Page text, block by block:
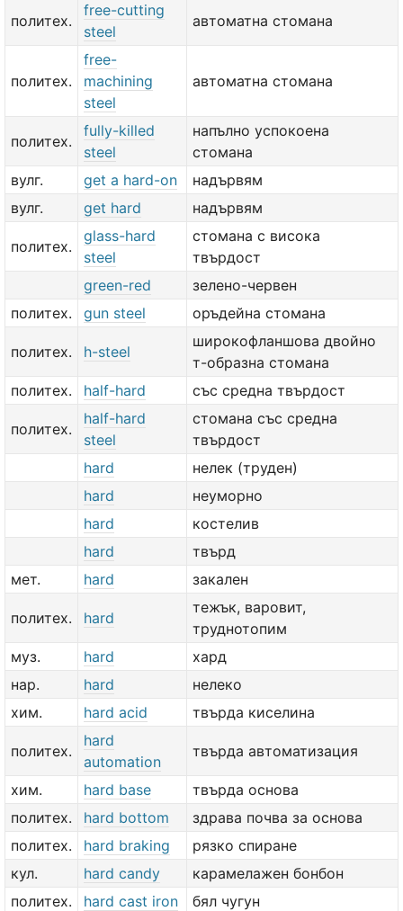
политех.
free-cutting
steel
автоматна стомана
политех.
free-
machining
steel
автоматна стомана
политех.
fully-killed
steel
напълно успокоена
стомана
вулг.
get a hard-on
надървям
вулг.
get hard надървям
политех.
glass-hard
steel
стомана с висока
твърдост
green-red
зелено-червен
политех.
gun steel оръдейна стомана
политех. h-steel
широкофланшова двойно
т-образна стомана
политех.
half-hard със средна твърдост
политех.
half-hard
steel
стомана със средна
твърдост
hard
нелек (труден)
hard
неуморно
hard
костелив
hard
твърд
мет.
hard закален
политех. hard
тежък, варовит,
труднотопим
муз.
hard
хард
нар.
hard
нелеко
хим.
hard acid твърда киселина
политех.
hard
automation
твърда автоматизация
хим. hard base
твърда основа
политех.
hard bottom
здрава почва за основа
политех.
hard braking
рязко спиране
кул.
hard candy
карамелажен бонбон
политех.
hard cast iron
бял чугун